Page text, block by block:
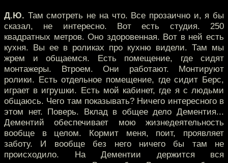
Д.Ю. Там смотреть не на что. Все прозаично и, я бы
сказал, не интересно. Вот есть студия. 250
квадратных метров. Оно здоровенная. Вот в ней есть
кухня. Вы ее в роликах про кухню видели. Там мы
жрем и общаемся. Есть помещение, где сидят
монтажеры. Втроем. Они работают. Монтируют
ролики. Есть отдельное помещение, где сидит Берс,
играет в игрушки. Есть мой кабинет, где я с людьми
общаюсь. Чего там показывать? Ничего интересного в
этом нет. Поверь. Вклад в общее дело Дементия...
Дементий обеспечивает мою жизнедеятельность
вообще в целом. Кормит меня, поит, проявляет
заботу. И вообще без него ничего бы там не
происходило. На Дементии держится вся